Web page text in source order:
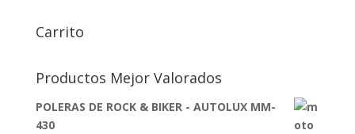
Carrito
Productos Mejor Valorados
POLERAS DE ROCK & BIKER - AUTOLUX MM-
430